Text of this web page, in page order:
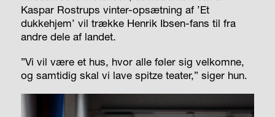
Kaspar Rostrups vinter-opsætning af ’Et
dukkehjem’ vil trække Henrik Ibsen-fans til fra
andre dele af landet.
”Vi vil være et hus, hvor alle føler sig velkomne,
og samtidig skal vi lave spitzeteater,” siger hun.